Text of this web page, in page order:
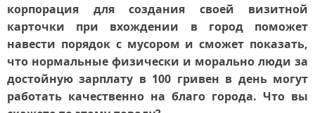
корпорация для создания своей визитной
карточки при вхождении в город поможет
навести порядок с мусором и сможет показать,
что нормальные физически и морально люди за
достойную зарплату в 100 гривен в день могут
работать качественно на благо города. Что вы